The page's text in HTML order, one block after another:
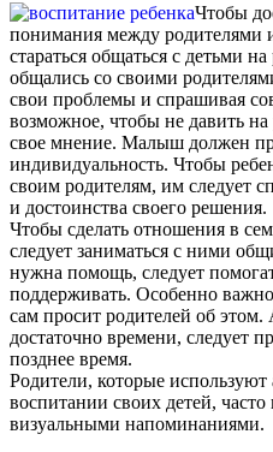
Чтобы
понимания между родителями
стараться общаться с детьми
общались со своими
свои проблемы и спрашивая
возможное, чтобы не давить
свое мнение. Малыш должен
индивидуальность. Чтобы
своим родителям, им следует
и достоинства своего решения.
Чтобы сделать отношения в
следует заниматься с ними
нужна помощь, следует
поддерживать. Особенно
сам просит родителей об этом.
достаточно времени, следует
позднее время.
Родители, которые
воспитании своих детей,
визуальными напоминаниями.